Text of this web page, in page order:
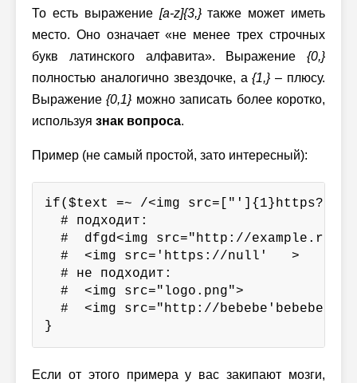
То есть выражение [a-z]{3,}также может иметь
место. Оно означает «не менее трех строчных
букв латинского алфавита». Выражение {0,}
полностью аналогично звездочке, а{1,} – плюсу.
Выражение{0,1} можно записать более коротко,
используя знак вопроса.
Пример (не самый простой, зато интересный):
if($text =~ /<img
  # подходит:
#  dfgd<img src="http://example.ru/
  #  <img src='https://null'   >
  # не подходит:
  #  <img src="logo.png">
  #  <img src="http://bebebe'bebebe">
}
Если от этого примера у вас закипают мозги,